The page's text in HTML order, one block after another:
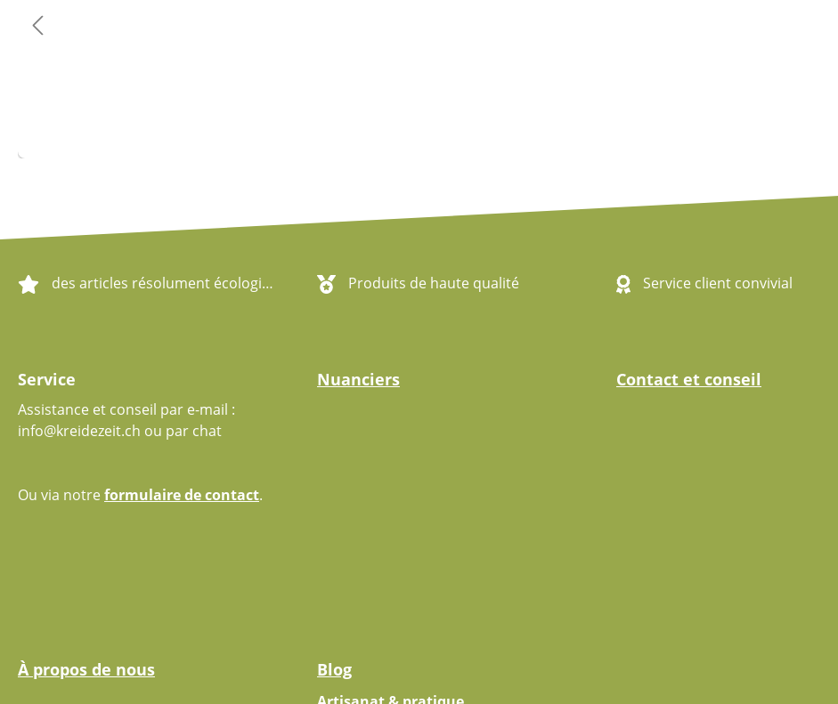
des articles résolument écologiques Produits de haute qualité Service client convivial
Service
Assistance et conseil par e-mail :
info@kreidezeit.ch ou par chat
Ou via notreformulaire de contact.
Nuanciers Contact et conseil
À propos de nous Blog